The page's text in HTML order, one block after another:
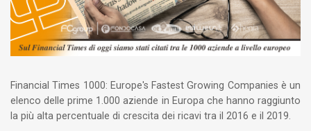
Financial Times 1000: Europe's Fastest Growing Companies è un
elenco delle prime 1.000 aziende in Europa che hanno raggiunto
la più alta percentuale di crescita dei ricavi tra il 2016 e il 2019.